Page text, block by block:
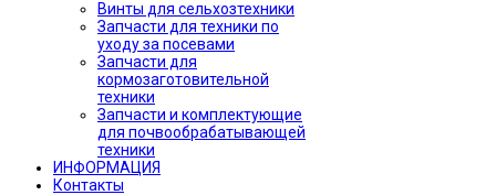
Винты для сельхозтехники
Запчасти для техники по
уходу за посевами
Запчасти для
кормозаготовительной
техники
Запчасти и комплектующие
для почвообрабатывающей
техники
ИНФОРМАЦИЯ
Контакты